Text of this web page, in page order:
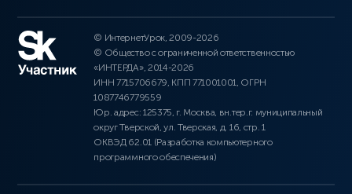
© ИнтернетУрок, 2009-2026
© Общество с ограниченной ответственностью
«ИНТЕРДА», 2014-2026
ИНН 7715706679, КПП 771001001, ОГРН
1087746779559
Юр. адрес: 125375, г. Москва, вн.тер.г. муниципальный
округ Тверской, ул. Тверская, д. 16, стр. 1
ОКВЭД 62.01 (Разработка компьютерного
программного обеспечения)